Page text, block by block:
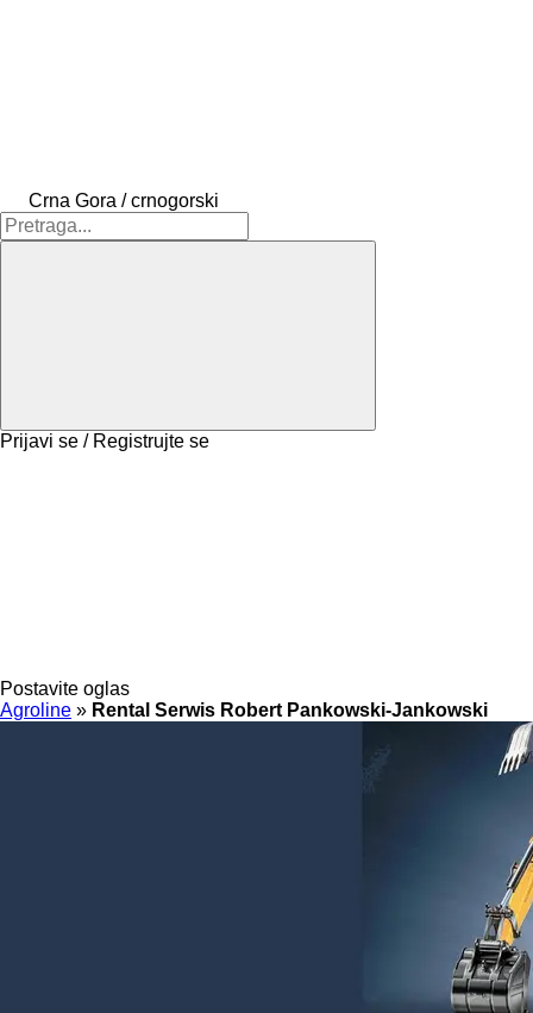
Crna Gora / crnogorski
Prijavi se / Registrujte se
Postavite oglas
Agroline » Rental Serwis Robert Pankowski-Jankowski